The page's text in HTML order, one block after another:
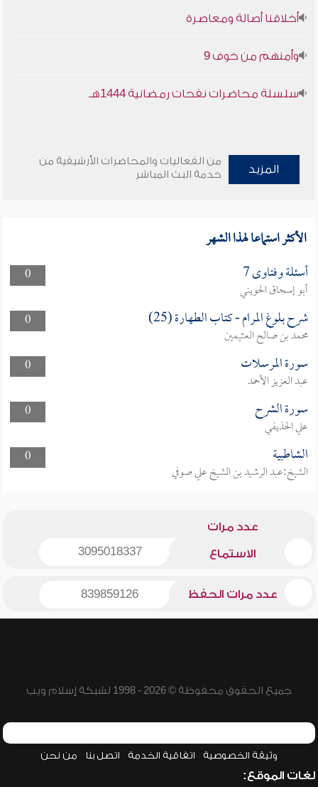
أخلاقنا أصالة ومعاصرة
وأمنهم من خوف 9
سلسلة محاضرات نفحات رمضانية 1444هـ
المزيد
من الفعاليات والمحاضرات الأرشيفية من
خدمة البث المباشر
الأكثر استماعا لهذا الشهر
0 أسئلة وفتاوى 7
أبو إسحاق الحويني
0
شرح بلوغ المرام - كتاب الطهارة (25)
محمد بن صالح العثيمين
0
سورة المرسلات
عبد العزيز الأحمد
0
سورة الشرح
علي الحذيفي
0
الشاطبية
الشيخ:عبد الرشيد بن الشيخ علي صوفي
عدد مرات
الاستماع 3095018337
عدد مرات الحفظ 839859126
جميع الحقوق محفوظة © 2026 - 1998 لشبكة إسلام ويب
وثيقة الخصوصية اتفاقية الخدمة اتصل بنا من نحن
لغات الموقع: